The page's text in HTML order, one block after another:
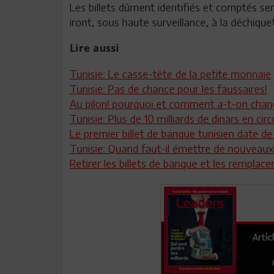
Les billets dûment identifiés et comptés
iront, sous haute surveillance, à la
Lire aussi
Tunisie: Le casse-tête de la petite monnaie
Tunisie: Pas de chance pour les faussaires!
Au pilon! pourquoi et comment a-t-on
Tunisie: Plus de 10 milliards de dinars en
Le premier billet de banque tunisien date
Tunisie: Quand faut-il émettre de
Retirer les billets de banque et les